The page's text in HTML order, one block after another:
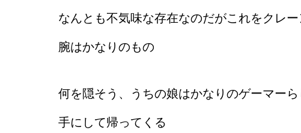
なんとも不気味な存在なのだがこれをクレ
腕はかなりのもの
何を隠そう、うちの娘はかなりのゲーマー
手にして帰ってくる